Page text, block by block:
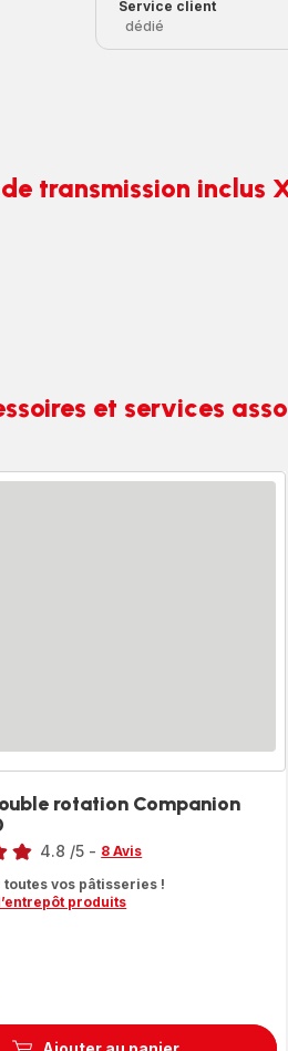
Service client
dédié
transmission inclus
et services
rotation Companion
4.8 /5 - 8 Avis
vos pâtisseries !
produits